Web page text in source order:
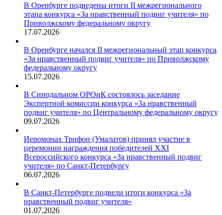
В Оренбурге подведены итоги II межрегионального
этапа конкурса «За нравственный подвиг учителя» по
Приволжскому федеральному округу
17.07.2026
В Оренбурге начался II межрегиональный этап конкурса
«За нравственный подвиг учителя» по Приволжскому
федеральному округу
15.07.2026
В Синодальном ОРОиК состоялось заседание
Экспертной комиссии конкурса «За нравственный
подвиг учителя» по Центральному федеральному округу
09.07.2026
Иеромонах Трифон (Умалатов) принял участие в
церемонии награждения победителей XXI
Всероссийского конкурса «За нравственный подвиг
учителя» по Санкт-Петербургу
06.07.2026
В Санкт-Петербурге подвели итоги конкурса «За
нравственный подвиг учителя»
01.07.2026